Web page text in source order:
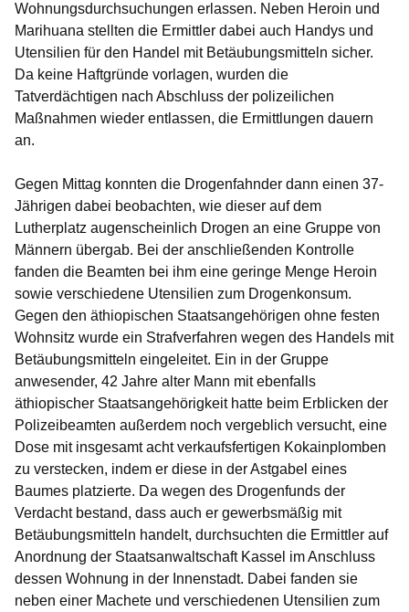
Wohnungsdurchsuchungen erlassen. Neben Heroin und
Marihuana stellten die Ermittler dabei auch Handys und
Utensilien für den Handel mit Betäubungsmitteln sicher.
Da keine Haftgründe vorlagen, wurden die
Tatverdächtigen nach Abschluss der polizeilichen
Maßnahmen wieder entlassen, die Ermittlungen dauern
an.
Gegen Mittag konnten die Drogenfahnder dann einen 37-
Jährigen dabei beobachten, wie dieser auf dem
Lutherplatz augenscheinlich Drogen an eine Gruppe von
Männern übergab. Bei der anschließenden Kontrolle
fanden die Beamten bei ihm eine geringe Menge Heroin
sowie verschiedene Utensilien zum Drogenkonsum.
Gegen den äthiopischen Staatsangehörigen ohne festen
Wohnsitz wurde ein Strafverfahren wegen des Handels mit
Betäubungsmitteln eingeleitet. Ein in der Gruppe
anwesender, 42 Jahre alter Mann mit ebenfalls
äthiopischer Staatsangehörigkeit hatte beim Erblicken der
Polizeibeamten außerdem noch vergeblich versucht, eine
Dose mit insgesamt acht verkaufsfertigen Kokainplomben
zu verstecken, indem er diese in der Astgabel eines
Baumes platzierte. Da wegen des Drogenfunds der
Verdacht bestand, dass auch er gewerbsmäßig mit
Betäubungsmitteln handelt, durchsuchten die Ermittler auf
Anordnung der Staatsanwaltschaft Kassel im Anschluss
dessen Wohnung in der Innenstadt. Dabei fanden sie
neben einer Machete und verschiedenen Utensilien zum